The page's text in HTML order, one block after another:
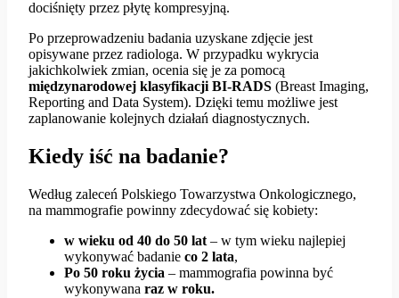
dociśnięty przez płytę kompresyjną.
Po przeprowadzeniu badania uzyskane zdjęcie jest
opisywane przez radiologa. W przypadku wykrycia
jakichkolwiek zmian, ocenia się je za pomocą
międzynarodowej klasyfikacji BI-RADS (Breast Imaging,
Reporting and Data System). Dzięki temu możliwe jest
zaplanowanie kolejnych działań diagnostycznych.
Kiedy iść na badanie?
Według zaleceń Polskiego Towarzystwa Onkologicznego,
na mammografie powinny zdecydować się kobiety:
w wieku od 40 do 50 lat – w tym wieku najlepiej
wykonywać badanie co 2 lata,
Po 50 roku życia – mammografia powinna być
wykonywana raz w roku.